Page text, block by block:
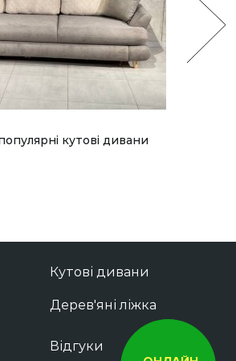
кутові дивани
Кутові дивани
Дерев'яні ліжка
Відгуки